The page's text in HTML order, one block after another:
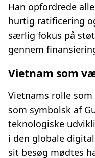
Han opfordrede
hurtig ratificering
særlig fokus på
gennem
Vietnam som
Vietnams rolle
som symbolsk af
teknologiske
i den globale
sit besøg mødtes